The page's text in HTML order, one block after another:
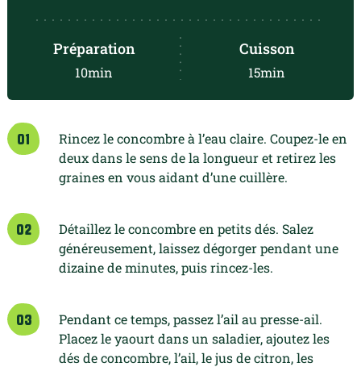
Préparation
10min
Cuisson
15min
01 Rincez le concombre à l’eau claire.Coupez-le en
deux dans le sens de lalongueur et retirez les
graines en vousaidant d’une cuillère.
02 Détaillez le concombre en petits dés. Salez
généreusement, laissez dégorgerpendant une
dizaine de minutes, puisrincez-les.
03 Pendant ce temps, passez l’ail aupresse-ail.
Placez le yaourt dansun saladier, ajoutez les
dés de concombre,l’ail, le jus de citron, les